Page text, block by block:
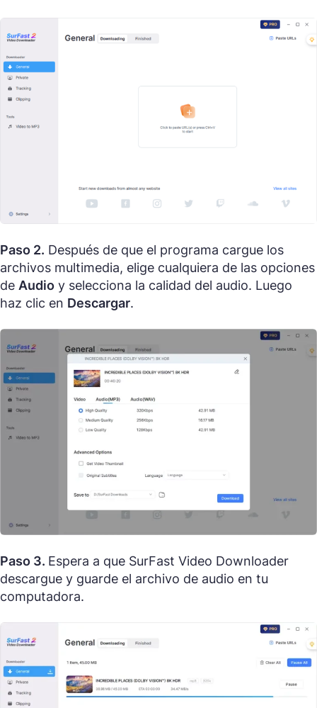
Paso 2. Después de que el programa cargue los
archivos multimedia, elige cualquiera de las opciones
de Audio y selecciona la calidad del audio. Luego
haz clic en Descargar.
Paso 3. Espera a que SurFast Video Downloader
descargue y guarde el archivo de audio en tu
computadora.